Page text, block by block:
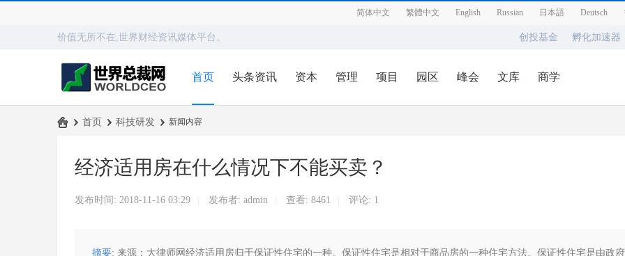
简体中文 繁體中文 English Russian 日本語 Deutsch
价值无所不在,世界财经资讯媒体平台。 创投基金 孵化加速器
首页 头条资讯 资本 管理 项目 园区 峰会 文库 商学
› 首页 › 科技研发 › 新闻内容
经济适用房在什么情况下不能买卖？
发布时间: 2018-11-16 03:29 发布者: admin 查看: 8461 评论: 1
摘要: 来源：大律师网经济适用房归于保证性住宅的一种。保证性住宅是相对于商品房的一种住宅方法。保证性住宅是由政府